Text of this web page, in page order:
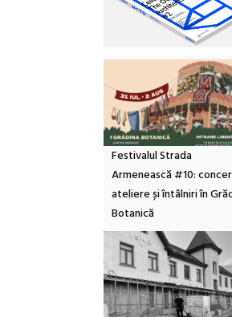
Festivalul Strada
Armenească #10:
ateliere și întâlniri în
Botanică